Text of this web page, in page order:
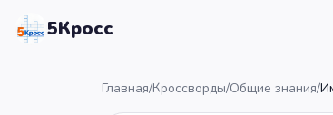
5Кросс
Главная/Кроссворды/Общие знания/